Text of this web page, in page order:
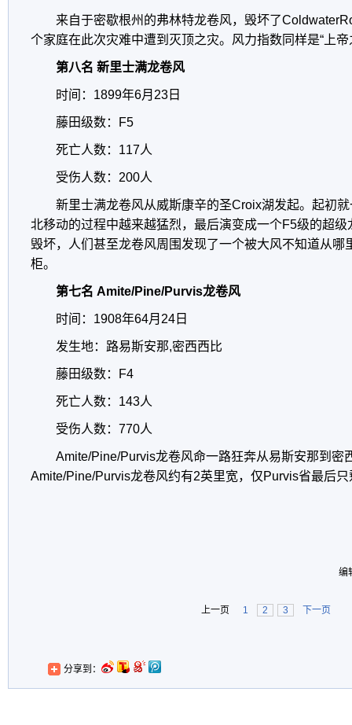
来自于密歇根州的弗林特龙卷风，毁坏了
个家庭在此次灾难中遭到灭顶之灾。风力指数同样是“上帝
第八名 新里士满龙卷风
时间：1899年6月23日
藤田级数：F5
死亡人数：117人
受伤人数：200人
新里士满龙卷风从威斯康辛的圣Croix湖发起。起初
北移动的过程中越来越猛烈，最后演变成一个F5级的超
毁坏，人们甚至龙卷风周围发现了一个被大风不知道从哪
柜。
第七名 Amite/Pine/Purvis龙卷风
时间：1908年64月24日
发生地：路易斯安那,密西西比
藤田级数：F4
死亡人数：143人
受伤人数：770人
Amite/Pine/Purvis龙卷风命一路狂奔从易斯安那到密
Amite/Pine/Purvis龙卷风约有2英里宽，仅Purvis省最后
编
上一页 1 2 3 下一页
分享到：